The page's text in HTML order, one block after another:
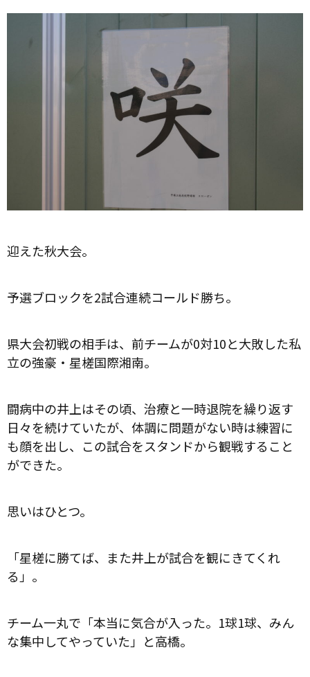
迎えた秋大会。
予選ブロックを2試合連続コールド勝ち。
県大会初戦の相手は、前チームが0対10と大敗した私
立の強豪・星槎国際湘南。
闘病中の井上はその頃、治療と一時退院を繰り返す
日々を続けていたが、体調に問題がない時は練習に
も顔を出し、この試合をスタンドから観戦すること
ができた。
思いはひとつ。
「星槎に勝てば、また井上が試合を観にきてくれ
る」。
チーム一丸で「本当に気合が入った。1球1球、みん
な集中してやっていた」と高橋。